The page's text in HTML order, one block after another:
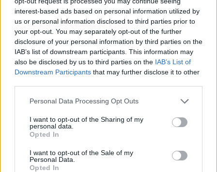
interest-based ads based on personal information utilized by
us or personal information disclosed to third parties prior to
your opt-out. You may separately opt-out of the further
disclosure of your personal information by third parties on the
IAB’s list of downstream participants. This information may
also be disclosed by us to third parties on the IAB’s List of
Downstream Participants that may further disclose it to other
Personal Data Processing Opt Outs
I want to opt-out of the Sharing of my
personal data.
Opted In
I want to opt-out of the Sale of my
Personal Data.
Opted In
Infortunato 0 - 0%
Inutilizzato 12 - 31
stagionale
SAM 0-3 LAZ